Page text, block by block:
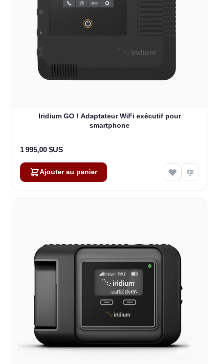
Iridium GO ! Adaptateur WiFi exécutif pour
smartphone
1 995,00 $US
Ajouter au panier